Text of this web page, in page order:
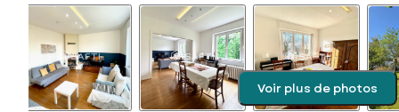
Voir plus de photos